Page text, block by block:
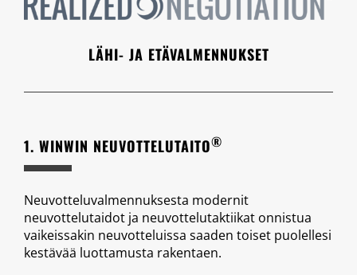
LÄHI- JA ETÄVALMENNUKSET
1. WINWIN NEUVOTTELUTAITO®
Neuvotteluvalmennuksesta modernit
neuvottelutaidot ja neuvottelutaktiikat onnistua
vaikeissakin neuvotteluissa saaden toiset puolellesi
kestävää luottamusta rakentaen.